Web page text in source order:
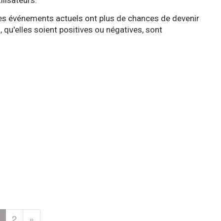
événements actuels ont plus de chances de devenir
soient positives ou négatives, sont